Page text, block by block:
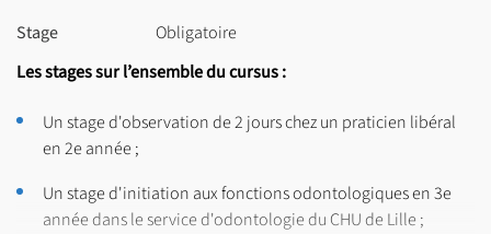
Troisième cycle :
o Cycle court : deux semestres de formation
les étudiants reçus au concours de l’internat ;
o Soutenance d’une thèse d’exercice.
Stage
Obligatoire
Les stages sur l’ensemble du cursus :
Un stage d'observation de 2 jours chez un praticien libéral
en 2e année ;
Un stage d'initiation aux fonctions odontologiques en 3e
année dans le service d'odontologie du CHU de Lille ;